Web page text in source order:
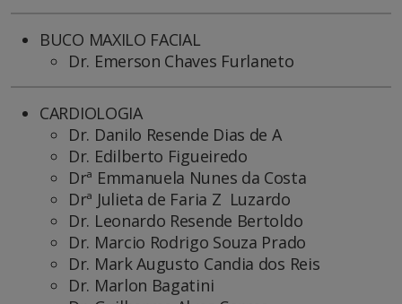
BUCO MAXILO FACIAL
Dr. Emerson Chaves Furlaneto
CARDIOLOGIA
Dr. Danilo Resende Dias de A
Dr. Edilberto Figueiredo
Drª Emmanuela Nunes da Costa
Drª Julieta de Faria Z Luzardo
Dr. Leonardo Resende Bertoldo
Dr. Marcio Rodrigo Souza Prado
Dr. Mark Augusto Candia dos Reis
Dr. Marlon Bagatini